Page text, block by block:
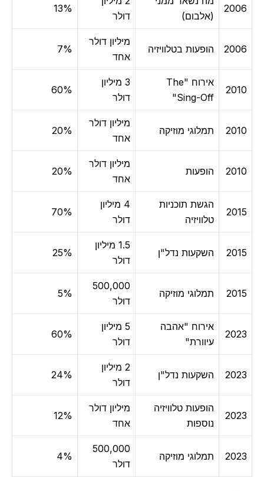
2006
(אלבום)
דולר
13%
2006 הופעות בטלוויזיה
מיליון דולר
אחד
7%
2010
אירוח "The
Sing-Off"
3 מיליון
דולר
60%
2010 תמלוגי מוזיקה
מיליון דולר
אחד
20%
2010 הופעות
מיליון דולר
אחד
20%
2015
הגשת תוכניות
טלוויזיה
4 מיליון
דולר
70%
2015 השקעות נדל"ן
1.5 מיליון
דולר
25%
2015 תמלוגי מוזיקה
500,000
דולר
5%
2023
אירוח "אהבה
עיוורת"
5 מיליון
דולר
60%
2023 השקעות נדל"ן
2 מיליון
דולר
24%
2023
הופעות טלוויזיה
נוספות
מיליון דולר
אחד
12%
2023 תמלוגי מוזיקה
500,000
דולר
4%